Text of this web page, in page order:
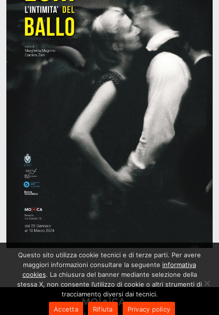
Questo sito utilizza cookie tecnici e di terze parti. Per avere
maggiori informazioni consultare la seguente informativa
cookies. La chiusura del banner mediante selezione della
stessa X, non consente l’utilizzo di cookie o altri strumenti di
tracciamento diversi dai tecnici.
Accetta
Rifiuta Privacy policy